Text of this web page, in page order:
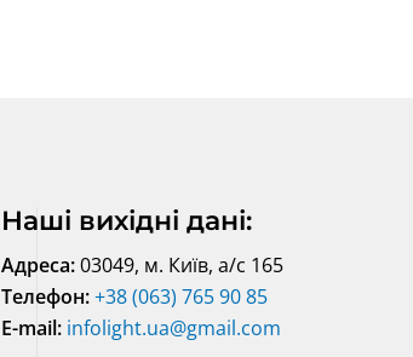
Наші вихідні дані:
Адреса:03049, м. Київ, а/с 165
Телефон:+38 (063) 765 90 85
E-mail: infolight.ua@gmail.com